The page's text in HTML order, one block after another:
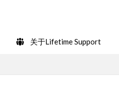
关于Lifetime Support